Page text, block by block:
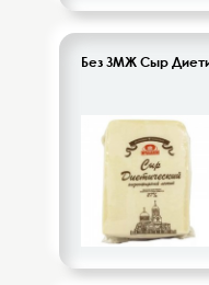
Без ЗМЖ Сыр